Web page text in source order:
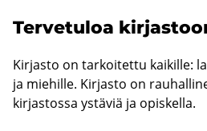
Ter­ve­tu­loa
Kir­jas­to on tar­koi­tet­tu kai­kil­le:
ja mie­hil­le. Kir­jas­to on
kir­jas­tos­sa ys­tä­viä ja opis­kel­la.